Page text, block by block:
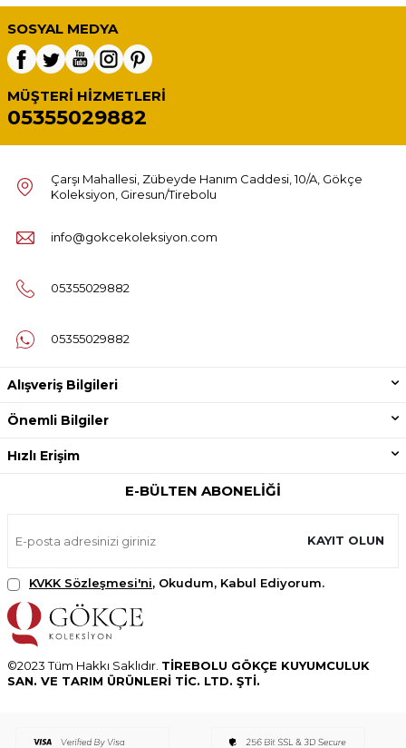
SOSYAL MEDYA
MÜŞTERI HIZMETLERI
05355029882
Çarşı Mahallesi, Zübeyde Hanım Caddesi, 10/A, Gökçe
Koleksiyon, Giresun/Tirebolu
info@gokcekoleksiyon.com
05355029882
05355029882
Alışveriş Bilgileri
Önemli Bilgiler
Hızlı Erişim
E-BÜLTEN ABONELIĞI
KAYIT OLUN
KVKK Sözleşmesi'ni, Okudum, Kabul Ediyorum.
©2023 Tüm Hakkı Saklıdır. TİREBOLU GÖKÇE KUYUMCULUK
SAN. VE TARIM ÜRÜNLERİ TİC. LTD. ŞTİ.